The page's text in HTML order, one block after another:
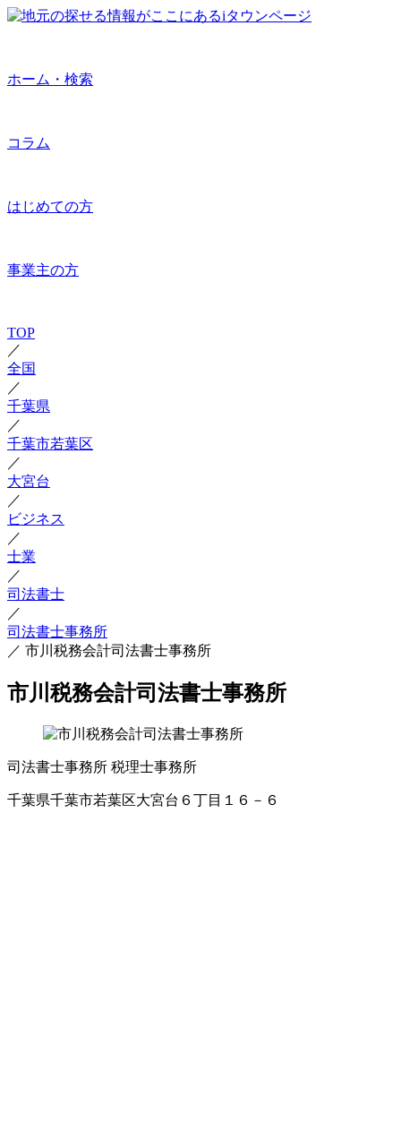
ホーム・検索
コラム
はじめての方
事業主の方
TOP
／
全国
／
千葉県
／
千葉市若葉区
／
大宮台
／
ビジネス
／
士業
／
司法書士
／
司法書士事務所
／ 市川税務会計司法書士事務所
市川税務会計司法書士事務所
司法書士事務所 税理士事務所
千葉県千葉市若葉区大宮台６丁目１６－６